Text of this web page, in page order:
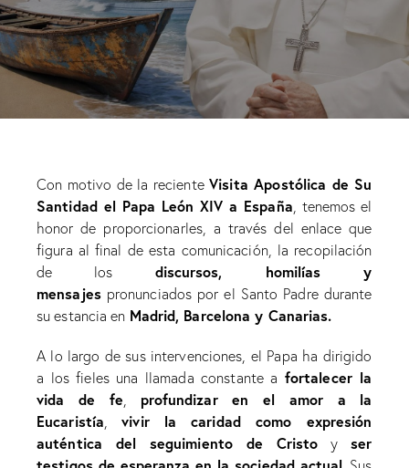
Con motivo de la recienteVisita Apostólica de Su
Santidad el Papa León XIV a España , tenemos el
honor de proporcionarles, a través del enlace que
figura al final de esta comunicación, la recopilación
de los discursos, homilías y
mensajespronunciados por el Santo Padre durante
su estancia en Madrid, Barcelona y Canarias.
A lo largo de sus intervenciones, el Papa ha dirigido
a los fieles una llamada constante a fortalecer la
vida de fe
profundizar en el amor a la
Eucaristía ,vivir la caridad como expresión
auténtica del seguimiento de Cristo yser